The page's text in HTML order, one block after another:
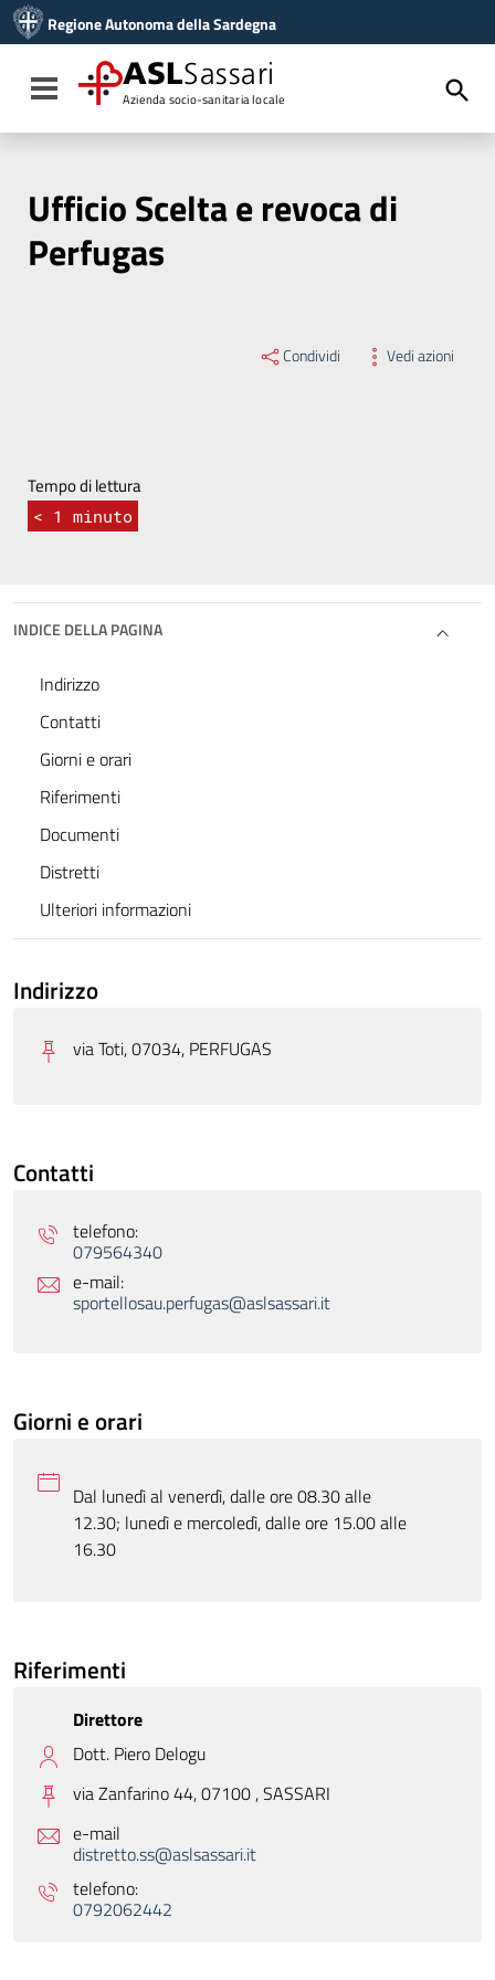
Vai al menu di navigazione
Vai al footer
Regione Autonoma della Sardegna
Toggle navigation
ASLSassari
Azienda socio-sanitaria locale
Ufficio Scelta e revoca di
Perfugas
Condividi Vedi azioni
Tempo di lettura
< 1 minuto
INDICE DELLA PAGINA
Indirizzo
Contatti
Giorni e orari
Riferimenti
Documenti
Distretti
Ulteriori informazioni
Indirizzo
via Toti, 07034, PERFUGAS
Contatti
telefono:
079564340
e-mail:
sportellosau.perfugas@aslsassari.it
Giorni e orari
Dal lunedì al venerdì, dalle ore 08.30 alle
12.30; lunedì e mercoledì, dalle ore 15.00 alle
16.30
Riferimenti
Direttore
Dott. Piero Delogu
via Zanfarino 44, 07100 ,SASSARI
e-mail
distretto.ss@aslsassari.it
telefono:
0792062442